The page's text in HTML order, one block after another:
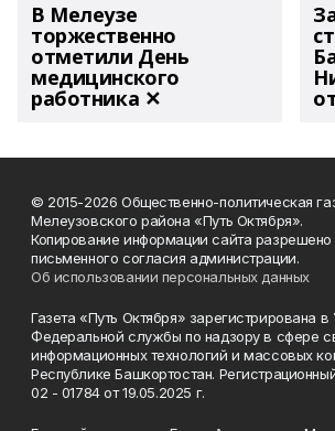
В Мелеузе
торжественно
отметили День
медицинского
работника ✕
© 2015-2026 Общественно-политическая
Мелеузовского района «Путь Октября».
Копирование информации сайта разрешено
письменного согласия администрации.
Об использовании персональных данных
Газета «Путь Октября» зарегистрирована в
Федеральной службы по надзору в сфере
информационных технологий и массовых
Республике Башкортостан.
02 - 01784 от 19.05.2025 г.